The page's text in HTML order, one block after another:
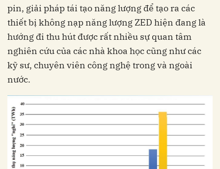
pin, giải pháp tái tạo năng lượng để tạo ra các
thiết bị không nạp năng lượng ZED hiện đang là
hướng đi thu hút được rất nhiều sự quan tâm
nghiên cứu của các nhà khoa học cũng như các
kỹ sư, chuyên viên công nghệ trong và ngoài
nước.